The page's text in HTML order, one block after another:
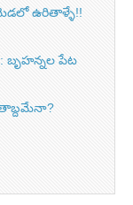
ఉరితాళ్ళే!!
బృహన్నల పేట